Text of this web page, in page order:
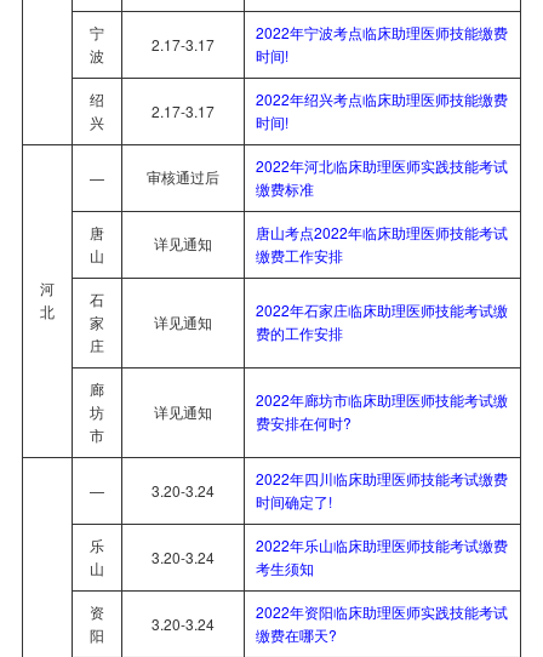
宁
波
2.17-3.17
2022年宁波考点临床助理医师技能缴费
时间!
绍
兴
2.17-3.17
2022年绍兴考点临床助理医师技能缴费
时间!
河
北
— 审核通过后
2022年河北临床助理医师实践技能考试
缴费标准
唐
山
详见通知
唐山考点2022年临床助理医师技能考试
缴费工作安排
石
家
庄
详见通知
2022年石家庄临床助理医师技能考试缴
费的工作安排
廊
坊
市
详见通知
2022年廊坊市临床助理医师技能考试缴
费安排在何时?
— 3.20-3.24
2022年四川临床助理医师技能考试缴费
时间确定了!
乐
山
3.20-3.24
2022年乐山临床助理医师技能考试缴费
考生须知
资
阳
3.20-3.24
2022年资阳临床助理医师实践技能考试
缴费在哪天?